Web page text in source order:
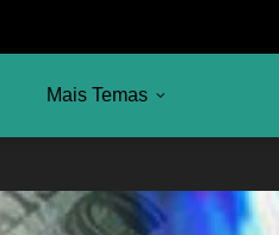
Mais Temas